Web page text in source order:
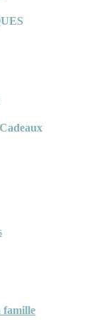
famille